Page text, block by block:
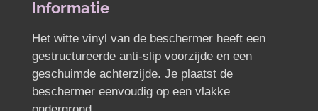
Informatie
Het witte vinyl van de beschermer heeft een
gestructureerde anti-slip voorzijde en een
geschuimde achterzijde. Je plaatst de
beschermer eenvoudig op een vlakke